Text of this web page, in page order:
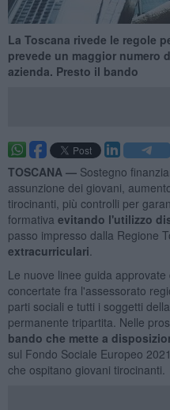
La Toscana rivede le regole
prevede un maggior numero
azienda. Presto il bando
TOSCANA — Sostegno
assunzione dei giovani,
tirocinanti, più controlli per
formativa evitando l'utilizzo
passo impresso dalla Regione
extracurriculari
Le nuove linee guida
concertate fra l'assessorato
parti sociali e tutti i soggetti
permanente tripartita. Nelle
bando che mette a
sul Fondo Sociale Europeo
che ospitano giovani tirocinanti.